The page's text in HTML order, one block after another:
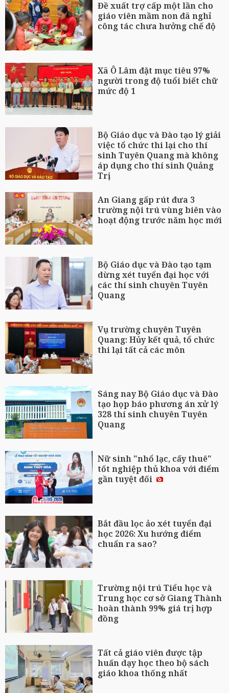
Đề xuất trợ cấp một lần cho
giáo viên mầm non đã nghỉ
công tác chưa hưởng chế độ
Xã Ô Lâm đặt mục tiêu 97%
người trong độ tuổi biết chữ
mức độ 1
Bộ Giáo dục và Đào tạo lý giải
việc tổ chức thi lại cho thí
sinh Tuyên Quang mà không
áp dụng cho thí sinh Quảng
Trị
An Giang gấp rút đưa 3
trường nội trú vùng biên vào
hoạt động trước năm học mới
Bộ Giáo dục và Đào tạo tạm
dừng xét tuyển đại học với
các thí sinh chuyên Tuyên
Quang
Vụ trường chuyên Tuyên
Quang: Hủy kết quả, tổ chức
thi lại tất cả các môn
Sáng nay Bộ Giáo dục và Đào
tạo họp báo phương án xử lý
328 thí sinh chuyên Tuyên
Quang
Nữ sinh "nhổ lạc, cấy thuê"
tốt nghiệp thủ khoa với điểm
gần tuyệt đối
Bắt đầu lọc ảo xét tuyển đại
học 2026: Xu hướng điểm
chuẩn ra sao?
Trường nội trú Tiểu học và
Trung học cơ sở Giang Thành
hoàn thành 99% giá trị hợp
đồng
Tất cả giáo viên được tập
huấn dạy học theo bộ sách
giáo khoa thống nhất